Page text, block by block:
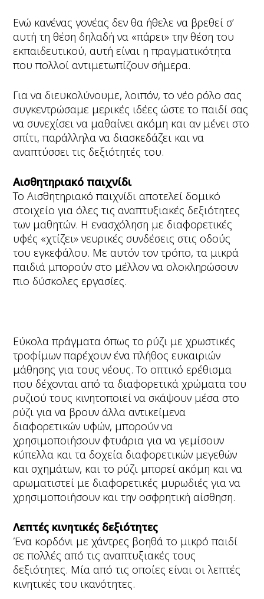
Ενώ κανένας γονέας δεν θα ήθελε να βρεθεί σ’
αυτή τη θέση δηλαδή να «πάρει» την θέση του
εκπαιδευτικού, αυτή είναι η πραγματικότητα
που πολλοί αντιμετωπίζουν σήμερα.
Για να διευκολύνουμε, λοιπόν, το νέο ρόλο σας
συγκεντρώσαμε μερικές ιδέες ώστε το παιδί σας
να συνεχίσει να μαθαίνει ακόμη και αν μένει στο
σπίτι, παράλληλα να διασκεδάζει και να
αναπτύσσει τις δεξιότητές του.
Αισθητηριακό παιχνίδι
Το Αισθητηριακό παιχνίδι αποτελεί δομικό
στοιχείο για όλες τις αναπτυξιακές δεξιότητες
των μαθητών. Η ενασχόληση με διαφορετικές
υφές «χτίζει» νευρικές συνδέσεις στις οδούς
του εγκεφάλου. Με αυτόν τον τρόπο, τα μικρά
παιδιά μπορούν στο μέλλον να ολοκληρώσουν
πιο δύσκολες εργασίες.
Εύκολα πράγματα όπως το ρύζι με χρωστικές
τροφίμων παρέχουν ένα πλήθος ευκαιριών
μάθησης για τους νέους. Το οπτικό ερέθισμα
που δέχονται από τα διαφορετικά χρώματα του
ρυζιού τους κινητοποιεί να σκάψουν μέσα στο
ρύζι για να βρουν άλλα αντικείμενα
διαφορετικών υφών, μπορούν να
χρησιμοποιήσουν φτυάρια για να γεμίσουν
κύπελλα και τα δοχεία διαφορετικών μεγεθών
και σχημάτων, και το ρύζι μπορεί ακόμη και να
αρωματιστεί με διαφορετικές μυρωδιές για να
χρησιμοποιήσουν και την οσφρητική αίσθηση.
Λεπτές κινητικές δεξιότητες
Ένα κορδόνι με χάντρες βοηθά το μικρό παιδί
σε πολλές από τις αναπτυξιακές τους
δεξιότητες. Μία από τις οποίες είναι οι λεπτές
κινητικές του ικανότητες.